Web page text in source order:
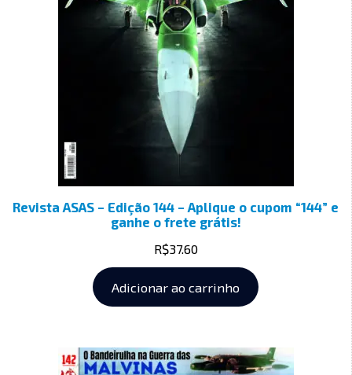
Revista ASAS – Edição 144 – Aplique o cupom “144” e
ganhe o frete grátis!
R$37.60
Adicionar ao carrinho